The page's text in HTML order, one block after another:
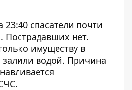
спасатели почти
Пострадавших нет.
имуществу в
залили водой. Причина